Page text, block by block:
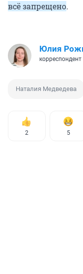
всё запрещено.
Юлия
корреспондент
Наталия Медведева
2 5